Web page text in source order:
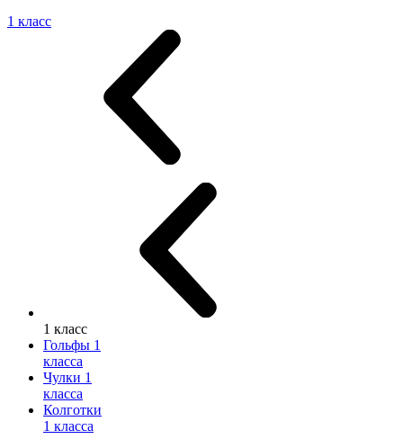
1 класс
1 класс
Гольфы 1
класса
Чулки 1
класса
Колготки
1 класса